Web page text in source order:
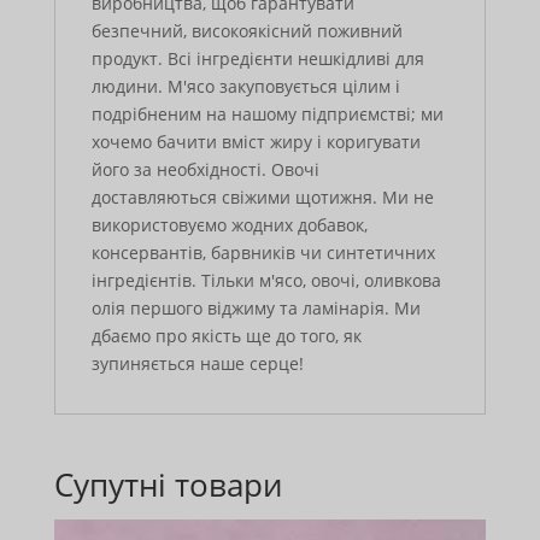
безпечний, високоякісний поживний
продукт. Всі інгредієнти нешкідливі для
людини. М'ясо закуповується цілим і
подрібненим на нашому підприємстві; ми
хочемо бачити вміст жиру і коригувати
його за необхідності. Овочі
доставляються свіжими щотижня. Ми не
використовуємо жодних добавок,
консервантів, барвників чи синтетичних
інгредієнтів. Тільки м'ясо, овочі, оливкова
олія першого віджиму та ламінарія. Ми
дбаємо про якість ще до того, як
зупиняється наше серце!
Супутні товари